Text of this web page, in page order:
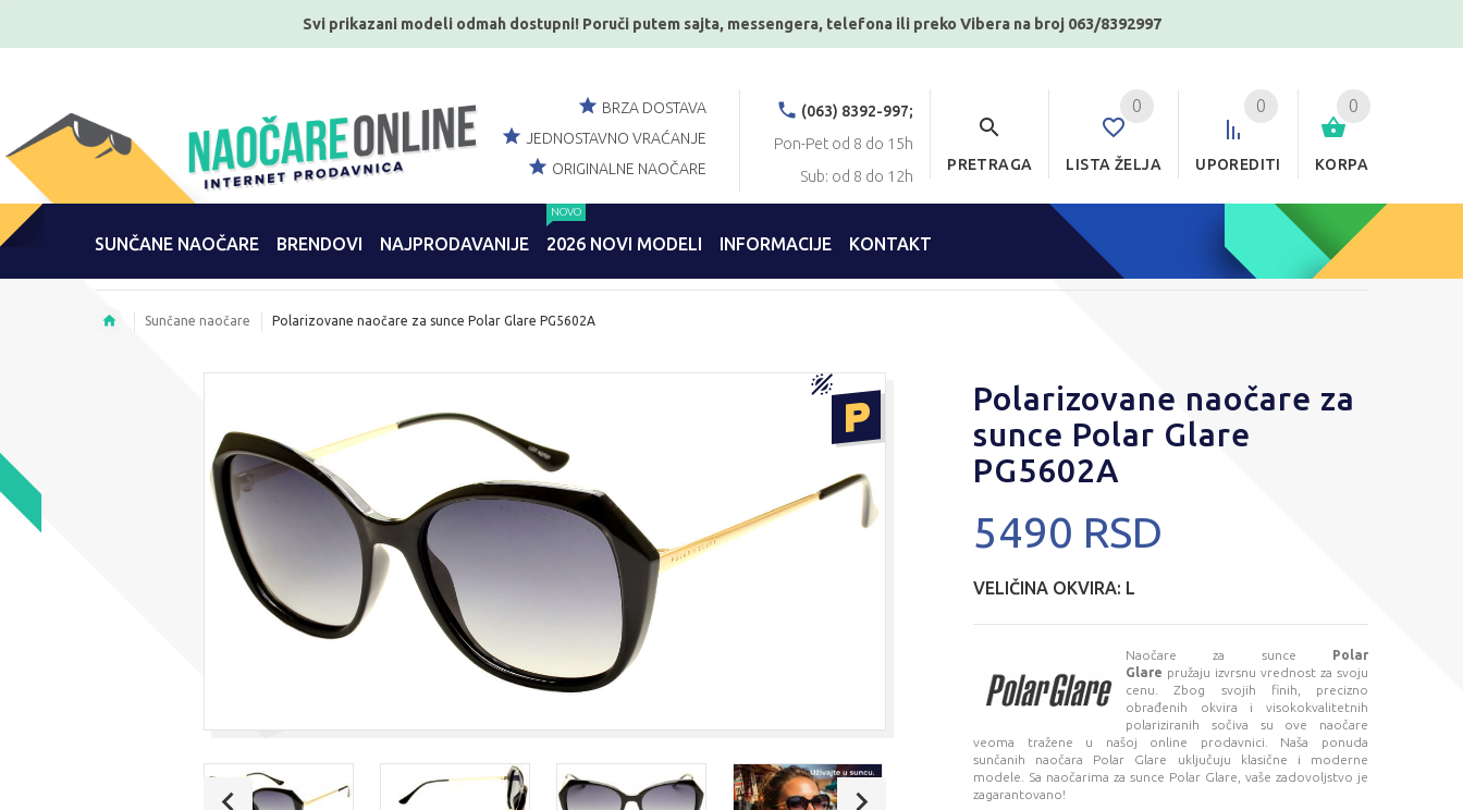
Svi prikazani modeli odmah dostupni! Poruči putem sajta, messengera, telefona ili preko Vibera na broj 063/8392997
0
KORPA
0
UPOREDITI
0
LISTA ŽELJA
PRETRAGA
(063) 8392-997;
Pon-Pet od 8 do 15h
Sub: od 8 do 12h
BRZA DOSTAVA
JEDNOSTAVNO VRAĆANJE
ORIGINALNE NAOČARE
SUNČANE NAOČARE BRENDOVI NAJPRODAVANIJE 2026 NOVI MODELI
NOVO
INFORMACIJE KONTAKT
Sunčane naočare Polarizovane naočare za sunce Polar Glare PG5602A
Polarizovane naočare za
sunce Polar Glare
PG5602A
5490 RSD
VELIČINA OKVIRA: L
Naočare za sunce Polar
Glare pružaju izvrsnu vrednost za svoju
cenu. Zbog svojih finih, precizno
obrađenih okvira i visokokvalitetnih
polariziranih sočiva su ove naočare
veoma tražene u našoj online prodavnici. Naša ponuda
sunčanih naočara Polar Glare uključuju klasične i moderne
modele. Sa naočarima za sunce Polar Glare, vaše zadovoljstvo je
zagarantovano!